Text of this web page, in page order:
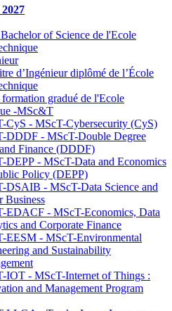
of Science de l'Ecole
d’Ingénieur diplômé de l’École
gradué de l'Ecole
-MSc&T
CyS - MScT-Cybersecurity (CyS)
DDDF - MScT-Double Degree
Finance (DDDF)
DEPP - MScT-Data and Economics
Policy (DEPP)
DSAIB - MScT-Data Science and
Business
EDACF - MScT-Economics, Data
and Corporate Finance
EESM - MScT-Environmental
and Sustainability
IOT - MScT-Internet of Things :
and Management Program